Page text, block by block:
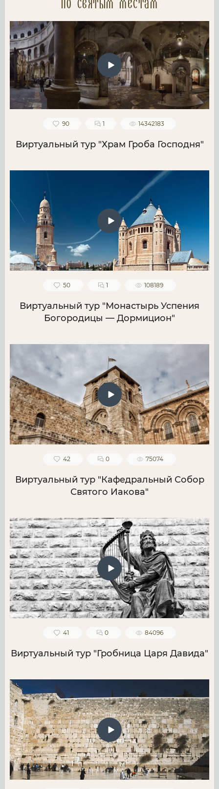
по святым местам
90 1 14342183
Виртуальный тур "Храм Гроба Господня"
50 1 108189
Виртуальный тур "Монастырь Успения
Богородицы — Дормицион"
42 0 75074
Виртуальный тур "Кафедральный Собор
Святого Иакова"
41 0 84096
Виртуальный тур "Гробница Царя Давида"